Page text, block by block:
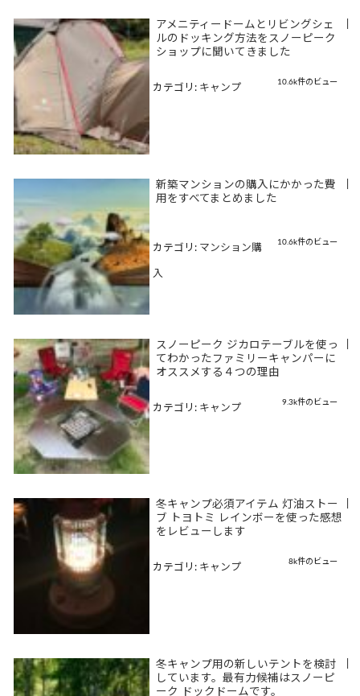
アメニティードームとリビングシェ
ルのドッキング方法をスノーピーク
ショップに聞いてきました
10.6k件のビュー
カテゴリ: キャンプ
新築マンションの購入にかかった費
用をすべてまとめました
10.6k件のビュー
カテゴリ: マンション購
入
スノーピーク ジカロテーブルを使っ
てわかったファミリーキャンパーに
オススメする４つの理由
9.3k件のビュー
カテゴリ: キャンプ
冬キャンプ必須アイテム 灯油ストー
ブ トヨトミ レインボーを使った感想
をレビューします
8k件のビュー
カテゴリ: キャンプ
冬キャンプ用の新しいテントを検討
しています。最有力候補はスノーピ
ーク ドックドームです。